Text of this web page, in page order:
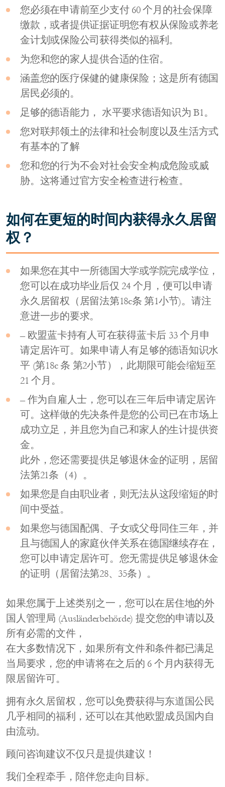
您必须在申请前至少支付 60 个月的社会保障
缴款，或者提供证据证明您有权从保险或养老
金计划或保险公司获得类似的福利。
为您和您的家人提供合适的住宿。
涵盖您的医疗保健的健康保险；这是所有德国
居民必须的。
足够的德语能力， 水平要求德语知识为 B1。
您对联邦领土的法律和社会制度以及生活方式
有基本的了解
您和您的行为不会对社会安全构成危险或威
胁。这将通过官方安全检查进行检查。
如何在更短的时间内获得永久居留
权？
如果您在其中一所德国大学或学院完成学位，
您可以在成功毕业后仅 24 个月，便可以申请
永久居留权（居留法第18c条 第1小节)。请注
意进一步的要求。
– 欧盟蓝卡持有人可在获得蓝卡后 33 个月申
请定居许可。如果申请人有足够的德语知识水
平 (第18c 条 第2小节），此期限可能会缩短至
21 个月。
– 作为自雇人士，您可以在三年后申请定居许
可。这样做的先决条件是您的公司已在市场上
成功立足，并且您为自己和家人的生计提供资
金。
此外，您还需要提供足够退休金的证明，居留
法第21条（4）。
如果您是自由职业者，则无法从这段缩短的时
间中受益。
如果您与德国配偶、子女或父母同住三年，并
且与德国人的家庭伙伴关系在德国继续存在，
您可以申请定居许可。您无需提供足够退休金
的证明（居留法第28、35条）。
如果您属于上述类别之一，您可以在居住地的外
国人管理局 (Ausländerbehörde) 提交您的申请以及
所有必需的文件，
在大多数情况下，如果所有文件和条件都已满足
当局要求，您的申请将在之后的 6 个月内获得无
限居留许可。
拥有永久居留权，您可以免费获得与东道国公民
几乎相同的福利，还可以在其他欧盟成员国内自
由流动。
顾问咨询建议不仅只是提供建议！
我们全程牵手，陪伴您走向目标。